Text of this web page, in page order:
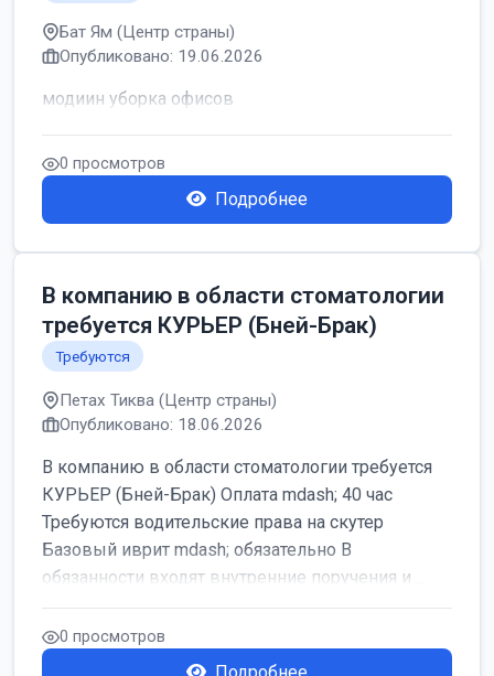
Бат Ям (Центр страны)
Опубликовано: 19.06.2026
модиин уборка офисов
0 просмотров
Подробнее
В компанию в области стоматологии
требуется КУРЬЕР (Бней-Брак)
Требуются
Петах Тиква (Центр страны)
Опубликовано: 18.06.2026
В компанию в области стоматологии требуется
КУРЬЕР (Бней-Брак) Оплата mdash; 40 час
Требуются водительские права на скутер
Базовый иврит mdash; обязательно В
обязанности входят внутренние поручения и ...
0 просмотров